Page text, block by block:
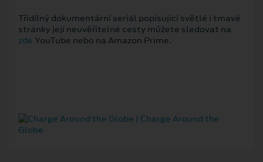
Třídílný dokumentární seriál popisující světlé i tmavé
stránky její neuvěřitelné cesty můžete sledovat na
zde YouTube nebo na Amazon Prime.